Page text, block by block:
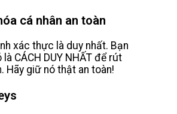
cá nhân an toàn
xác thực là duy nhất. Bạn
CÁCH DUY NHẤT để rút
Hãy giữ nó thật an toàn!